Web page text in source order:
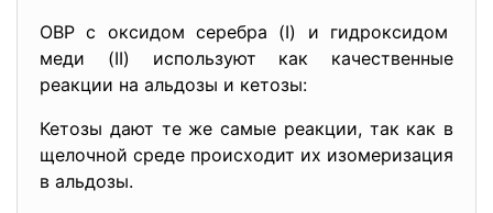
ОВР с оксидом серебра (I) и гидроксидом
меди (II) используют как качественные
реакции на альдозы и кетозы:
Кетозы дают те же самые реакции, так как в
щелочной среде происходит их изомеризация
в альдозы.